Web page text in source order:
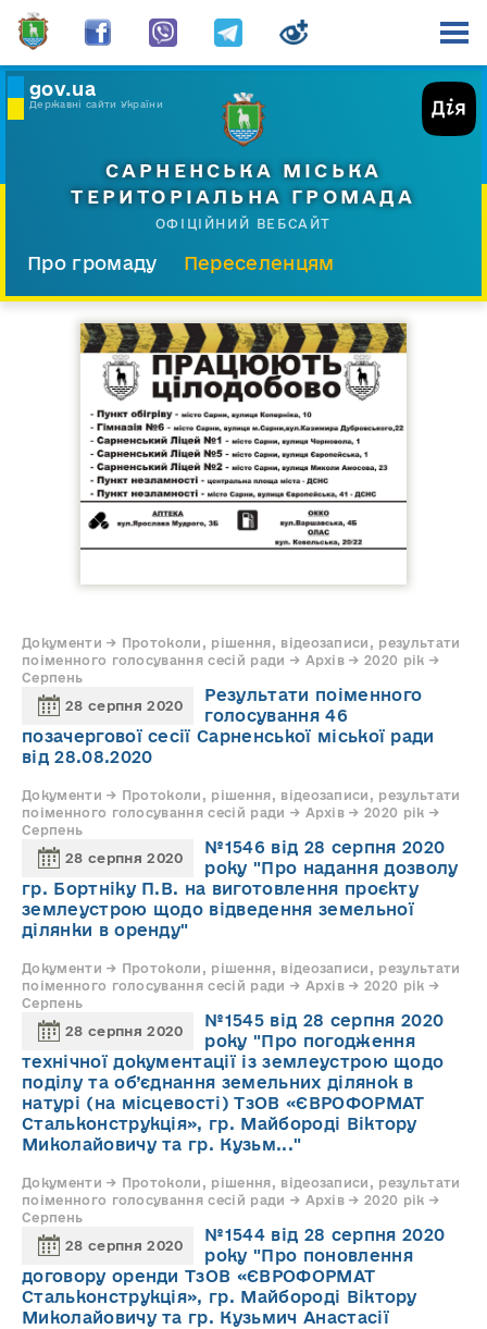
gov.ua
Державні сайти України
САРНЕНСЬКА МІСЬКА
ТЕРИТОРІАЛЬНА ГРОМАДА
ОФІЦІЙНИЙ ВЕБСАЙТ
Про громаду
Переселенцям
Прес-центр
Документи → Протоколи, рішення, відеозаписи, результати
поіменного голосування сесій ради → Архів → 2020 рік →
Серпень
28 серпня 2020
Результати поіменного
голосування 46
позачергової сесії Сарненської міської ради
від 28.08.2020
Документи → Протоколи, рішення, відеозаписи, результати
поіменного голосування сесій ради → Архів → 2020 рік →
Серпень
28 серпня 2020
№1546 від 28 серпня 2020
року "Про надання дозволу
гр. Бортніку П.В. на виготовлення проєкту
землеустрою щодо відведення земельної
ділянки в оренду"
Документи → Протоколи, рішення, відеозаписи, результати
поіменного голосування сесій ради → Архів → 2020 рік →
Серпень
28 серпня 2020
№1545 від 28 серпня 2020
року "Про погодження
технічної документації із землеустрою щодо
поділу та об’єднання земельних ділянок в
натурі (на місцевості) ТзОВ «ЄВРОФОРМАТ
Стальконструкція», гр. Майбороді Віктору
Миколайовичу та гр. Кузьм..."
Документи → Протоколи, рішення, відеозаписи, результати
поіменного голосування сесій ради → Архів → 2020 рік →
Серпень
28 серпня 2020
№1544 від 28 серпня 2020
року "Про поновлення
договору оренди ТзОВ «ЄВРОФОРМАТ
Стальконструкція», гр. Майбороді Віктору
Миколайовичу та гр. Кузьмич Анастасії